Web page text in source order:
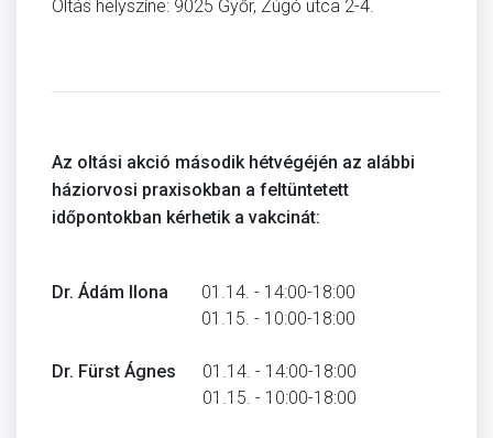
Oltás helyszíne: 9025 Győr, Zúgó utca 2-4.
Az oltási akció második hétvégéjén az alábbi
háziorvosi praxisokban a feltüntetett
időpontokban kérhetik a vakcinát:
Dr. Ádám Ilona
01.14. - 14:00-18:00
01.15. - 10:00-18:00
Dr. Fürst Ágnes
01.14. - 14:00-18:00
01.15. - 10:00-18:00